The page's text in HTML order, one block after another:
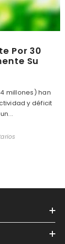
Por 30
Su
millones) han
y déficit